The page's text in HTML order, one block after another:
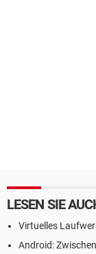
LESEN SIE
Virtuelles
Android: